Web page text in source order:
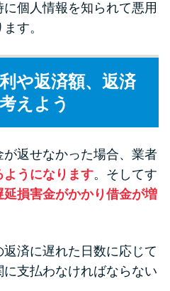
個人情報を知られて悪用
す。
や返済額、返済
えよう
返せなかった場合、業者
うになります。そしてす
延損害金がかかり借金が増
済に遅れた日数に応じて
支払わなければならない